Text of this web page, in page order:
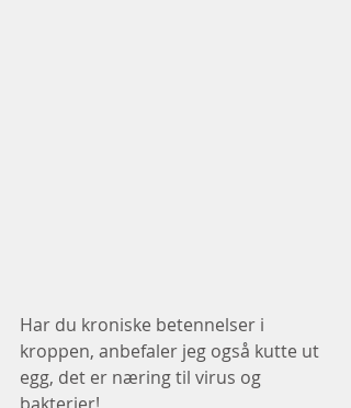
Har du kroniske betennelser i
kroppen, anbefaler jeg også kutte ut
egg, det er næring til virus og